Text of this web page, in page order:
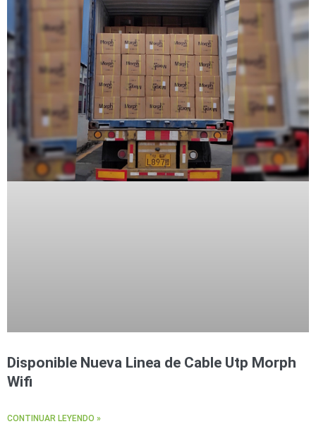
Videoporteros
Interfonos
Accesorios Intercomunicadores
Videoporteros
Analógicos Videoporteros
IP
Disponible Nueva Linea de Cable Utp Morph
Wifi
CONTINUAR LEYENDO »